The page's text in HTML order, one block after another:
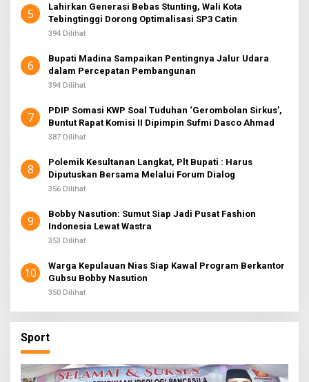
5
Lahirkan Generasi Bebas Stunting, Wali Kota
Tebingtinggi Dorong Optimalisasi SP3 Catin
394 Dilihat
6
Bupati Madina Sampaikan Pentingnya Jalur Udara
dalam Percepatan Pembangunan
394 Dilihat
7
PDIP Somasi KWP Soal Tuduhan ‘Gerombolan Sirkus’,
Buntut Rapat Komisi II Dipimpin Sufmi Dasco Ahmad
387 Dilihat
8
Polemik Kesultanan Langkat, Plt Bupati : Harus
Diputuskan Bersama Melalui Forum Dialog
356 Dilihat
9
Bobby Nasution: Sumut Siap Jadi Pusat Fashion
Indonesia Lewat Wastra
353 Dilihat
10
Warga Kepulauan Nias Siap Kawal Program Berkantor
Gubsu Bobby Nasution
350 Dilihat
Sport